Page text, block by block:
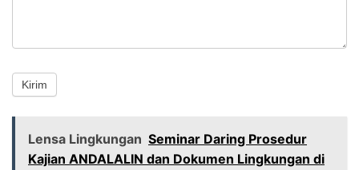
Kirim
Lensa Lingkungan Seminar Daring Prosedur
Kajian ANDALALIN dan Dokumen Lingkungan di